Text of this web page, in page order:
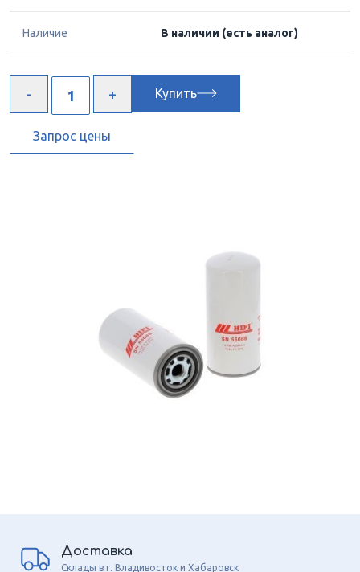
Наличие В наличии (есть аналог)
Купить
Запрос цены
Доставка
Склады в г. Владивосток и Хабаровск